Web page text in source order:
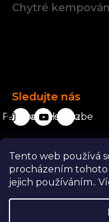
Tento web používá
procházením
jejich používáním..
Chytré
Sledujte nás
Facebook
karavanista.cz
YouTube
Odstoupit od smlouvy